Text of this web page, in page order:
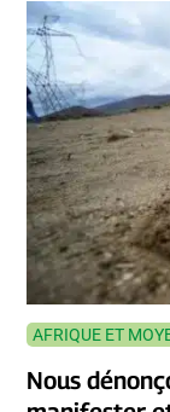
AFRIQUE ET
Nous